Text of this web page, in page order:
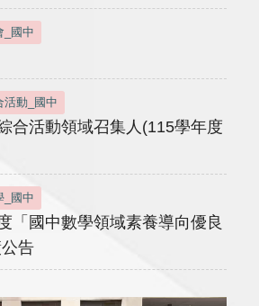
_國中
活動_國中
合活動領域召集人(115學年度
_國中
「國中數學領域素養導向優良
告